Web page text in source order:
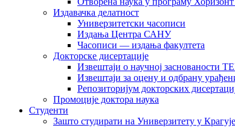
Издавачка делатност
Универзитетски часописи
Издања Центра САНУ
Часописи — издања факултета
Докторске дисертације
Извештаји о научној заснованости
Извештаји за оцену и одбрану
Репозиторијум докторских
Промоције доктора наука
Студенти
Зашто студирати на Универзитету у